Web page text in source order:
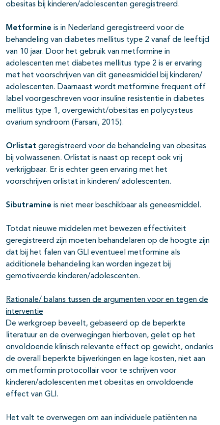
obesitas bij kinderen/adolescenten geregistreerd.
Metformine is in Nederland geregistreerd voor de
behandeling van diabetes mellitus type 2 vanaf de leeftijd
van 10 jaar. Door het gebruik van metformine in
adolescenten met diabetes mellitus type 2 is er ervaring
met het voorschrijven van dit geneesmiddel bij kinderen/
adolescenten. Daarnaast wordt metformine frequent off
label voorgeschreven voor insuline resistentie in diabetes
mellitus type 1, overgewicht/obesitas en polycysteus
ovarium syndroom (Farsani, 2015).
Orlistat geregistreerd voor de behandeling van obesitas
bij volwassenen. Orlistat is naast op recept ook vrij
verkrijgbaar. Er is echter geen ervaring met het
voorschrijven orlistat in kinderen/ adolescenten.
Sibutramine is niet meer beschikbaar als geneesmiddel.
Totdat nieuwe middelen met bewezen effectiviteit
geregistreerd zijn moeten behandelaren op de hoogte zijn
dat bij het falen van GLI eventueel metformine als
additionele behandeling kan worden ingezet bij
gemotiveerde kinderen/adolescenten.
Rationale/ balans tussen de argumenten voor en tegen de
interventie
De werkgroep beveelt, gebaseerd op de beperkte
literatuur en de overwegingen hierboven, gelet op het
onvoldoende klinisch relevante effect op gewicht, ondanks
de overall beperkte bijwerkingen en lage kosten, niet aan
om metformin protocollair voor te schrijven voor
kinderen/adolescenten met obesitas en onvoldoende
effect van GLI.
Het valt te overwegen om aan individuele patiënten na